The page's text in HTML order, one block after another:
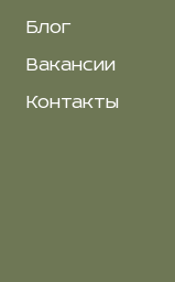
Блог
Вакансии
Контакты